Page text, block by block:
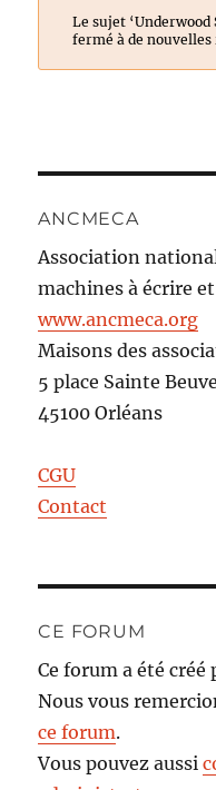
Le sujet
fermé à de nouvelles
ANCMECA
Association
machines à écrire
www.ancmeca.org
Maisons des
5 place Sainte Beuve
45100 Orléans
CGU
Contact
CE FORUM
Ce forum a été créé
Nous vous
ce forum.
Vous pouvez aussi